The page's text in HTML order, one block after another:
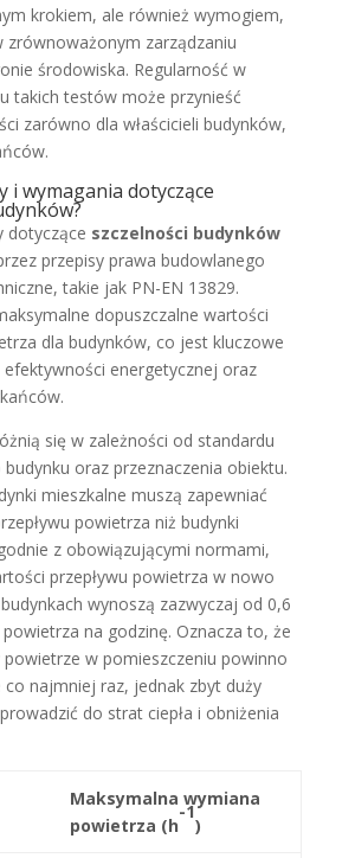
krokiem, ale również wymogiem,
zarządzaniu
środowiska. Regularność w
takich testów może przynieść
zarówno dla właścicieli budynków,
i wymagania dotyczące
dotyczące szczelności budynków
przepisy prawa budowlanego
takie jak PN-EN 13829.
dopuszczalne wartości
dla budynków, co jest kluczowe
efektywności energetycznej oraz
się w zależności od standardu
oraz przeznaczenia obiektu.
mieszkalne muszą zapewniać
powietrza niż budynki
z obowiązującymi normami,
przepływu powietrza w nowo
wynoszą zazwyczaj od 0,6
na godzinę. Oznacza to, że
w pomieszczeniu powinno
najmniej raz, jednak zbyt duży
do strat ciepła i obniżenia
Maksymalna wymiana
powietrza (h
-1
)